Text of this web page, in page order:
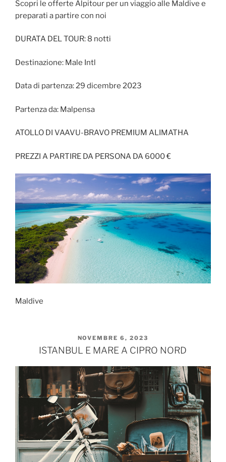
Scopri le offerte Alpitour per un viaggio alle Maldive e
preparati a partire con noi
DURATA DEL TOUR: 8 notti
Destinazione: Male Intl
Data di partenza: 29 dicembre 2023
Partenza da: Malpensa
ATOLLO DI VAAVU-BRAVO PREMIUM ALIMATHA
PREZZI A PARTIRE DA PERSONA DA 6000 €
Maldive
PUBBLICATO
IL
NOVEMBRE 6, 2023
ISTANBUL E MARE A CIPRO NORD